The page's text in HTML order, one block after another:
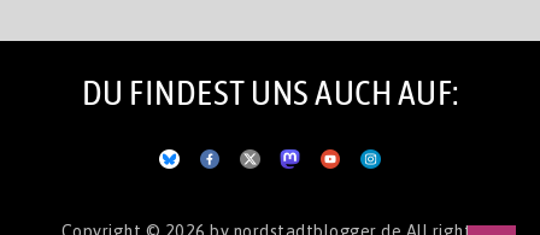
DU FINDEST UNS AUCH AUF:
Copyright © 2026 by nordstadtblogger.de All rights